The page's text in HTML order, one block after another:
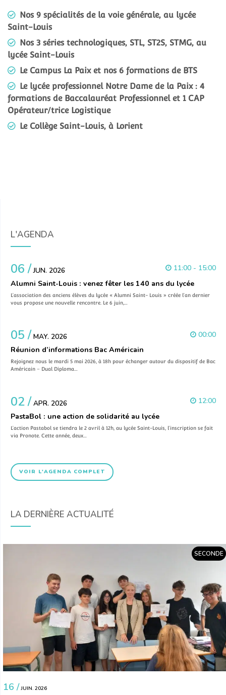
Nos 9 spécialités de la voie générale, au lycée
Saint-Louis
Nos 3 séries technologiques, STL, ST2S, STMG, au
lycée Saint-Louis
Le Campus La Paix et nos 6 formations de BTS
Le lycée professionnel Notre Dame de la Paix : 4
formations de Baccalauréat Professionnel et 1 CAP
Opérateur/trice Logistique
Le Collège Saint-Louis, à Lorient
L'AGENDA
06 /JUN. 2026
11:00 - 15:00
Alumni Saint-Louis : venez fêter les 140 ans du lycée
L’association des anciens élèves du lycée « Alumni Saint- Louis » créée l’an dernier
vous propose une nouvelle rencontre. Le 6 juin,…
05 / MAY. 2026
00:00
Réunion d’informations Bac Américain
Rejoignez nous le mardi 5 mai 2026, à 18h pour échanger autour du dispositif de Bac
Américain – Dual Diploma…
02 / APR. 2026
12:00
PastaBol : une action de solidarité au lycée
L’action Pastabol se tiendra le 2 avril à 12h, au lycée Saint-Louis, l’inscription se fait
via Pronote. Cette année, deux…
VOIR L'AGENDA COMPLET
LA DERNIÈRE ACTUALITÉ
SECONDE
16 / JUIN. 2026